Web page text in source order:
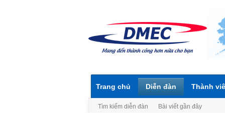
Trang chủ Diễn đàn
Tìm kiếm diễn đàn Bài viết gần đây
Thành